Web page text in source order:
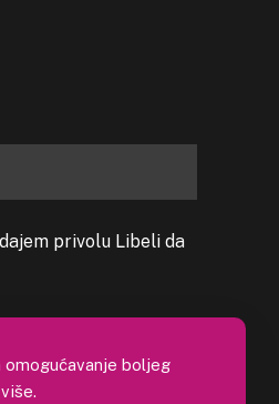
privolu Libeli da
boljeg
.